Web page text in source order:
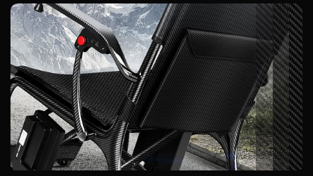
problemer såsom slid på dæk og løse bremser
under brug af kørestole...